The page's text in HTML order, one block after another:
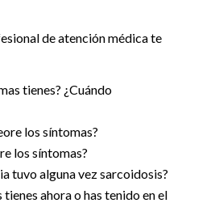
de atención médica te
tienes? ¿Cuándo
los síntomas?
los síntomas?
tuvo alguna vez sarcoidosis?
ahora o has tenido en el